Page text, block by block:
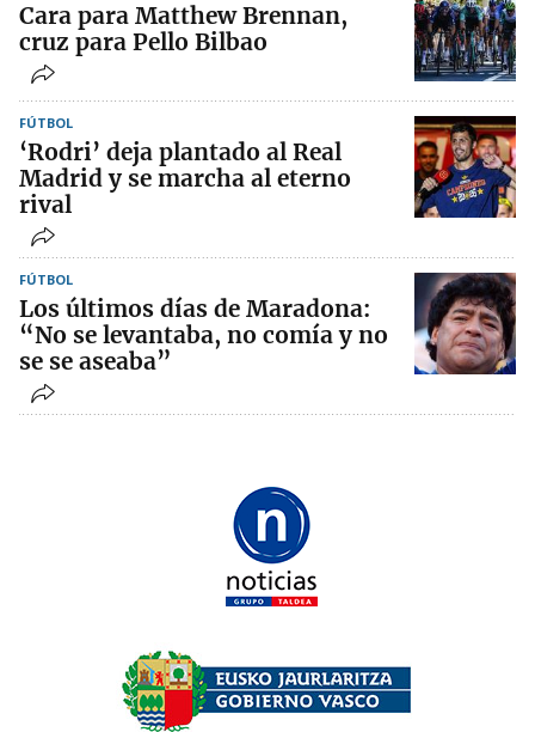
Cara para Matthew Brennan,
cruz para Pello Bilbao
FÚTBOL
‘Rodri’ deja plantado al Real
Madrid y se marcha al eterno
rival
FÚTBOL
Los últimos días de Maradona:
“No se levantaba, no comía y no
se se aseaba”